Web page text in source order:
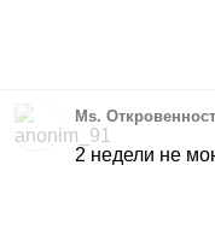
Ms.
2 недели не